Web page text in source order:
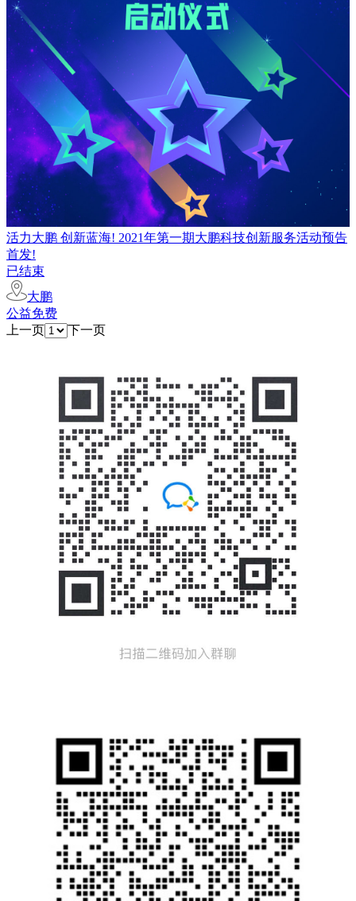
活力大鹏 创新蓝海! 2021年第一期大鹏科技创新服务活动预告
首发!
已结束
大鹏
公益免费
上一页
下一页